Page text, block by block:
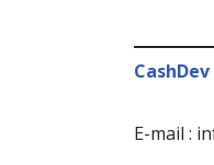
CashDev
E-mail :